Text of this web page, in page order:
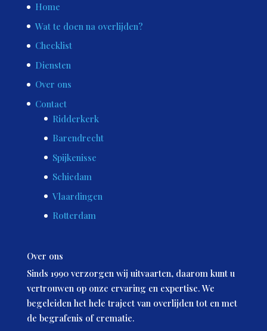
Home
Wat te doen na overlijden?
Checklist
Diensten
Over ons
Contact
Ridderkerk
Barendrecht
Spijkenisse
Schiedam
Vlaardingen
Rotterdam
Over ons
Sinds 1990 verzorgen wij uitvaarten, daarom kunt u
vertrouwen op onze ervaring en expertise. We
begeleiden het hele traject van overlijden tot en met
de begrafenis of crematie.